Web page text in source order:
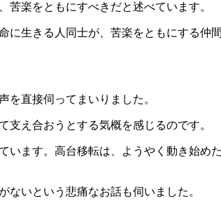
楽をともにすべきだと述べています。
生きる人同士が、苦楽をともにする仲
直接伺ってまいりました。
え合おうとする気概を感じるのです。
ます。高台移転は、ようやく動き始め
いという悲痛なお話も伺いました。